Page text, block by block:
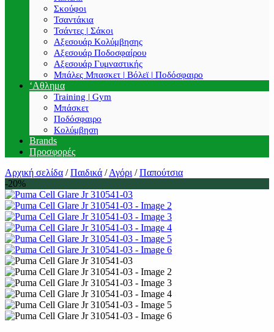
Σκούφοι
Τσαντάκια
Τσάντες | Σάκοι
Αξεσουάρ Κολύμβησης
Αξεσουάρ Ποδοσφαίρου
Αξεσουάρ Γυμναστικής
Μπάλες Μπασκετ | Βόλεϊ | Ποδόσφαιρο
‘Αθλημα
Training | Gym
Μπάσκετ
Ποδόσφαιρο
Κολύμβηση
Brands
Προσφορές
Αρχική σελίδα / Παιδικά /Αγόρι / Παπούτσια
-20%